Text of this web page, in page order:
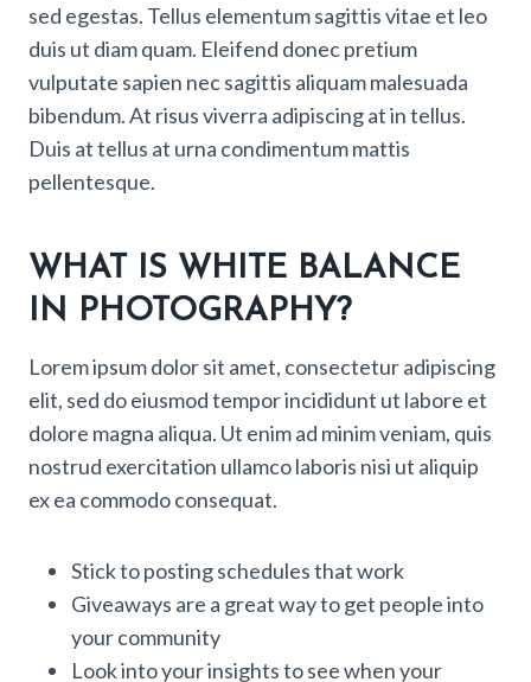
sed egestas. Tellus elementum sagittis vitae et leo
duis ut diam quam. Eleifend donec pretium
vulputate sapien nec sagittis aliquam malesuada
bibendum. At risus viverra adipiscing at in tellus.
Duis at tellus at urna condimentum mattis
pellentesque.
WHAT IS WHITE BALANCE
IN PHOTOGRAPHY?
Lorem ipsum dolor sit amet, consectetur adipiscing
elit, sed do eiusmod tempor incididunt ut labore et
dolore magna aliqua. Ut enim ad minim veniam, quis
nostrud exercitation ullamco laboris nisi ut aliquip
ex ea commodo consequat.
Stick to posting schedules that work
Giveaways are a great way to get people into
your community
Look into your insights to see when your